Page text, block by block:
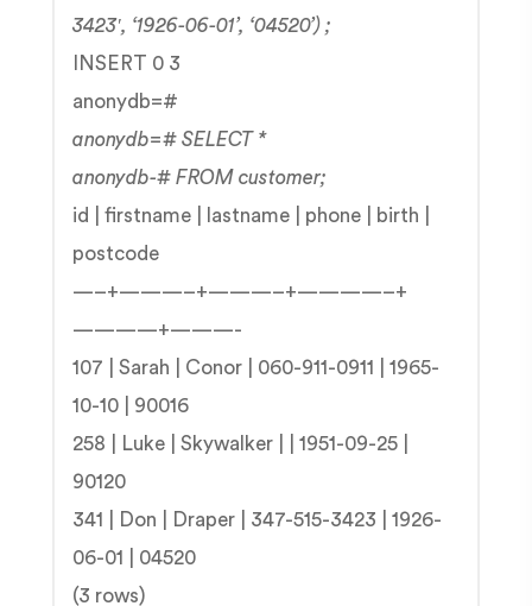
3423′, ‘1926-06-01’, ‘04520’) ;
INSERT 0 3
anonydb=#
anonydb=# SELECT *
anonydb-# FROM customer;
id | firstname | lastname | phone | birth |
postcode
—–+———–+———–+————–+
————+———-
107 | Sarah | Conor | 060-911-0911 | 1965-
10-10 | 90016
258 | Luke | Skywalker | | 1951-09-25 |
90120
341 | Don | Draper | 347-515-3423 | 1926-
06-01 | 04520
(3 rows)